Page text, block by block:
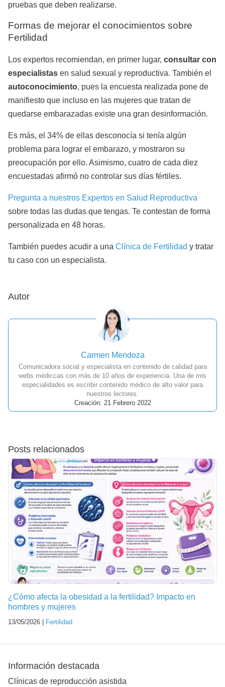
pruebas que deben realizarse.
Formas de mejorar el conocimientos sobre
Fertilidad
Los expertos recomiendan, en primer lugar, consultar con
especialistas en salud sexual y reproductiva. También el
autoconocimiento, pues la encuesta realizada pone de
manifiesto que incluso en las mujeres que tratan de
quedarse embarazadas existe una gran desinformación.
Es más, el 34% de ellas desconocía si tenía algún
problema para lograr el embarazo, y mostraron su
preocupación por ello. Asimismo, cuatro de cada diez
encuestadas afirmó no controlar sus días fértiles.
Pregunta a nuestros Expertos en Salud Reproductiva
sobre todas las dudas que tengas. Te contestan de forma
personalizada en 48 horas.
También puedes acudir a una Clínica de Fertilidad y tratar
tu caso con un especialista.
Autor
Carmen Mendoza
Comunicadora social y especialista en contenido de calidad para
webs médiccas con más de 10 años de experiencia. Una de mis
especialidades es escribir contenido médico de alto valor para
nuestros lectores.
Creación: 21 Febrero 2022
Posts relacionados
¿Cómo afecta la obesidad a la fertilidad? Impacto en
hombres y mujeres
13/05/2026 | Fertilidad
Información destacada
Clínicas de reproducción asistida